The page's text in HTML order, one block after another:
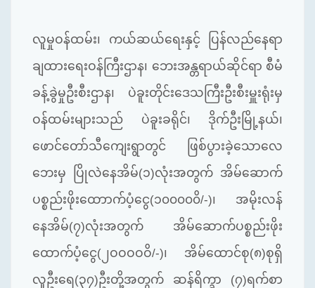
လူမှုဝန်ထမ်း၊ ကယ်ဆယ်ရေးနှင့် ပြန်လည်နေရာ
ချထားရေးဝန်ကြီးဌာန၊ ဘေးအန္တရာယ်ဆိုင်ရာ စီမံ
ခန့်ခွဲမှုဦးစီးဌာန၊ ပဲခူးတိုင်းဒေသကြီးဦးစီးမှူးရုံးမှ
ဝန်ထမ်းများသည် ပဲခူးခရိုင်၊ ဒိုက်ဦးမြို့နယ်၊
ဖောင်တော်သီကျေးရွာတွင် ဖြစ်ပွားခဲ့သောလေ
ဘေးမှ ပြိုလဲနေအိမ်(၁)လုံးအတွက် အိမ်ဆောက်
ပစ္စည်းဖိုးထောာက်ပံ့ငွေ(၁၀၀၀၀၀ိ/-)၊ အမိုးလန်
နေအိမ်(၇)လုံးအတွက် အိမ်ဆောက်ပစ္စည်းဖိုး
ထောက်ပံ့ငွေ(၂ဝဝဝဝဝိ/-)၊ အိမ်​ထောင်စု(၈)စုရှိ
လူဦး​ရေ(၃၇)ဦးတို့အတွက် ဆန်ရိက္ခာ (၇)ရက်စာ